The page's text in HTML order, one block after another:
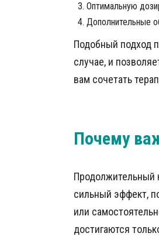
Оптимальную
Дополнительные
Подобный подход
случае, и
вам сочетать
Почему
Продолжительный
сильный эффект,
или
достигаются